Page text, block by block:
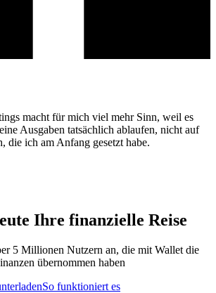
macht für mich viel mehr Sinn, weil es
Ausgaben tatsächlich ablaufen, nicht auf
die ich am Anfang gesetzt habe.
Ihre finanzielle Reise
5 Millionen Nutzern an, die mit Wallet die
übernommen haben
So funktioniert es